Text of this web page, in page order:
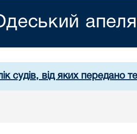
судів, від яких передано